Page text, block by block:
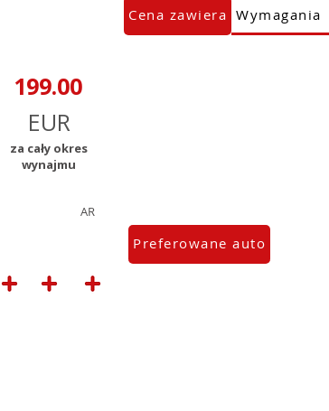
za cały okres
wynajmu
AR
Cena zawiera Wymagania
Preferowane auto